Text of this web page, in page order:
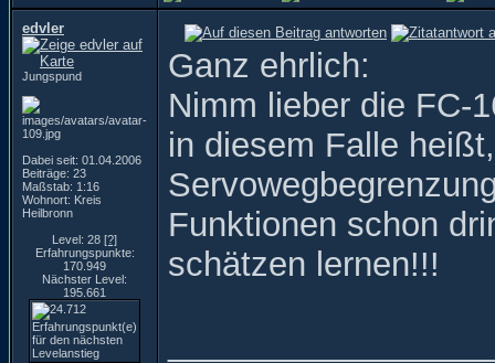
edvler
Jungspund
Dabei seit: 01.04.2006
Beiträge: 23
Maßstab: 1:16
Wohnort: Kreis
Heilbronn
Level: 28 [?]
Erfahrungspunkte:
170.949
Nächster Level:
195.661
Ganz ehrlich:
Nimm lieber die FC-
in diesem Falle
Funktionen schon
schätzen lernen!!!